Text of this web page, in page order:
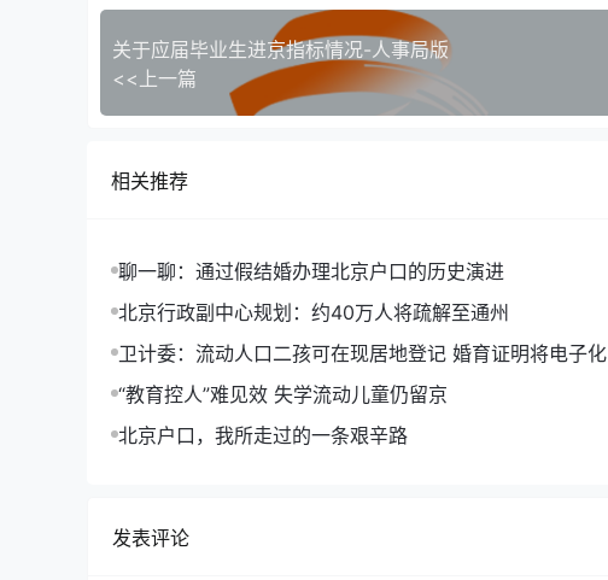
关于应届毕业生进京指标情况-人事局版
<<上一篇
相关推荐
聊一聊：通过假结婚办理北京户口的历史演进
北京行政副中心规划：约40万人将疏解至通州
卫计委：流动人口二孩可在现居地登记 婚育证明将电子化
“教育控人”难见效 失学流动儿童仍留京
北京户口，我所走过的一条艰辛路
发表评论